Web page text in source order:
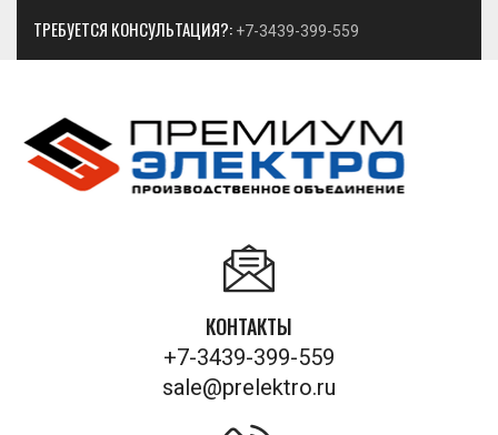
ТРЕБУЕТСЯ КОНСУЛЬТАЦИЯ?: +7-3439-399-559
КОНТАКТЫ
+7-3439-399-559
sale@prelektro.ru